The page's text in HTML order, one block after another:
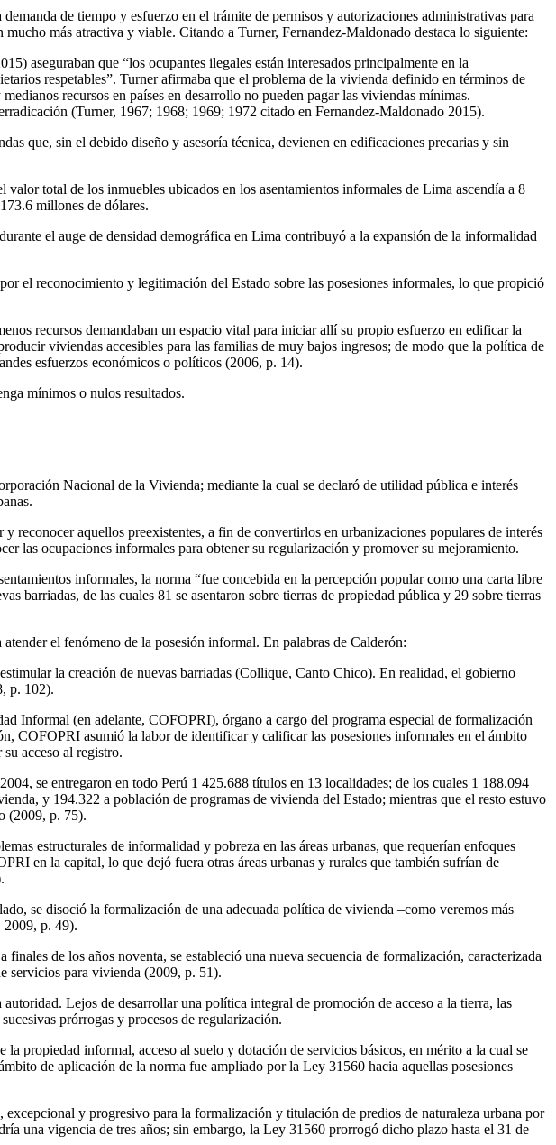
de tiempo y esfuerzo en el trámite de permisos y autorizaciones administrativas para
más atractiva y viable. Citando a Turner, Fernandez-Maldonado destaca lo siguiente:
aseguraban que “los ocupantes ilegales están interesados principalmente en la
respetables”. Turner afirmaba que el problema de la vivienda definido en términos de
recursos en países en desarrollo no pueden pagar las viviendas mínimas.
(Turner, 1967; 1968; 1969; 1972 citado en Fernandez-Maldonado 2015).
que, sin el debido diseño y asesoría técnica, devienen en edificaciones precarias y sin
total de los inmuebles ubicados en los asentamientos informales de Lima ascendía a 8
millones de dólares.
el auge de densidad demográfica en Lima contribuyó a la expansión de la informalidad
el reconocimiento y legitimación del Estado sobre las posesiones informales, lo que propició
recursos demandaban un espacio vital para iniciar allí su propio esfuerzo en edificar la
viviendas accesibles para las familias de muy bajos ingresos; de modo que la política de
esfuerzos económicos o políticos (2006, p. 14).
mínimos o nulos resultados.
Nacional de la Vivienda; mediante la cual se declaró de utilidad pública e interés
y reconocer aquellos preexistentes, a fin de convertirlos en urbanizaciones populares de interés
las ocupaciones informales para obtener su regularización y promover su mejoramiento.
informales, la norma “fue concebida en la percepción popular como una carta libre
barriadas, de las cuales 81 se asentaron sobre tierras de propiedad pública y 29 sobre tierras
el fenómeno de la posesión informal. En palabras de Calderón:
la creación de nuevas barriadas (Collique, Canto Chico). En realidad, el gobierno
p. 102).
Informal (en adelante, COFOPRI), órgano a cargo del programa especial de formalización
COFOPRI asumió la labor de identificar y calificar las posesiones informales en el ámbito
acceso al registro.
se entregaron en todo Perú 1 425.688 títulos en 13 localidades; de los cuales 1 188.094
y 194.322 a población de programas de vivienda del Estado; mientras que el resto estuvo
(2009, p. 75).
estructurales de informalidad y pobreza en las áreas urbanas, que requerían enfoques
en la capital, lo que dejó fuera otras áreas urbanas y rurales que también sufrían de
se disoció la formalización de una adecuada política de vivienda –como veremos más
2009, p. 49).
de los años noventa, se estableció una nueva secuencia de formalización, caracterizada
servicios para vivienda (2009, p. 51).
Lejos de desarrollar una política integral de promoción de acceso a la tierra, las
prórrogas y procesos de regularización.
propiedad informal, acceso al suelo y dotación de servicios básicos, en mérito a la cual se
de aplicación de la norma fue ampliado por la Ley 31560 hacia aquellas posesiones
y progresivo para la formalización y titulación de predios de naturaleza urbana por
una vigencia de tres años; sin embargo, la Ley 31560 prorrogó dicho plazo hasta el 31 de